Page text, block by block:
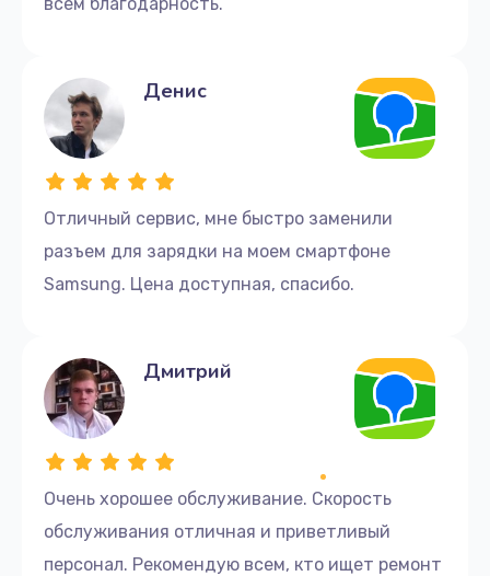
Отличный сервис, мне быстро заменили
разъем для зарядки на моем смартфоне
Samsung. Цена доступная, спасибо.
Денис
Очень хорошее обслуживание. Скорость
обслуживания отличная и приветливый
персонал. Рекомендую всем, кто ищет ремонт
Дмитрий